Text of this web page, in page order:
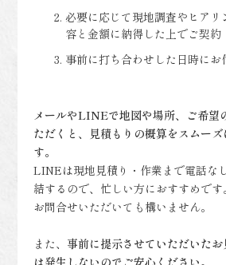
必要に応じて現地調査やヒア
容と金額に納得した上でご契約
事前に打ち合わせした日時にお
メールやLINEで地図や場所、ご希望
ただくと、見積もりの概算をスムー
す。
LINEは現地見積り・作業まで電話な
結するので、忙しい方におすすめで
お問合せいただいても構いません。
また、 事前に提示させていただいた